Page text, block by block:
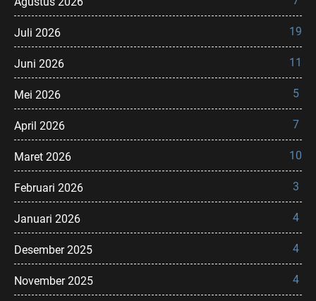
Juli 2026 19
Juni 2026 11
Mei 2026 5
April 2026 7
Maret 2026 10
Februari 2026 3
Januari 2026 4
Desember 2025 4
November 2025 4